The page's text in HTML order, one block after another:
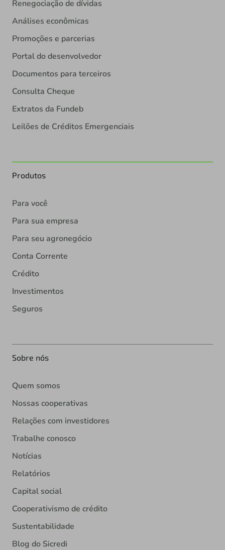
Renegociação de dívidas
Análises econômicas
Promoções e parcerias
Portal do desenvolvedor
Documentos para terceiros
Consulta Cheque
Extratos da Fundeb
Leilões de Créditos Emergenciais
Produtos
Para você
Para sua empresa
Para seu agronegócio
Conta Corrente
Crédito
Investimentos
Seguros
Sobre nós
Quem somos
Nossas cooperativas
Relações com investidores
Trabalhe conosco
Notícias
Relatórios
Capital social
Cooperativismo de crédito
Sustentabilidade
Blog do Sicredi